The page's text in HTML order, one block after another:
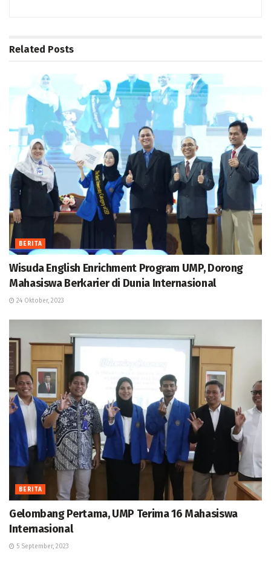
Related Posts
BERITA
Wisuda English Enrichment Program UMP, Dorong
Mahasiswa Berkarier di Dunia Internasional
24 Oktober, 2023
BERITA
Gelombang Pertama, UMP Terima 16 Mahasiswa
Internasional
5 September, 2023